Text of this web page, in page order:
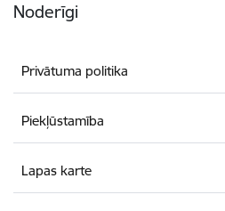
Noderīgi
Privātuma politika
Piekļūstamība
Lapas karte